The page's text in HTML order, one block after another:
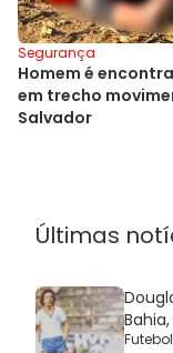
Segurança
Homem é
em trecho
Salvador
Últimas
Futebol